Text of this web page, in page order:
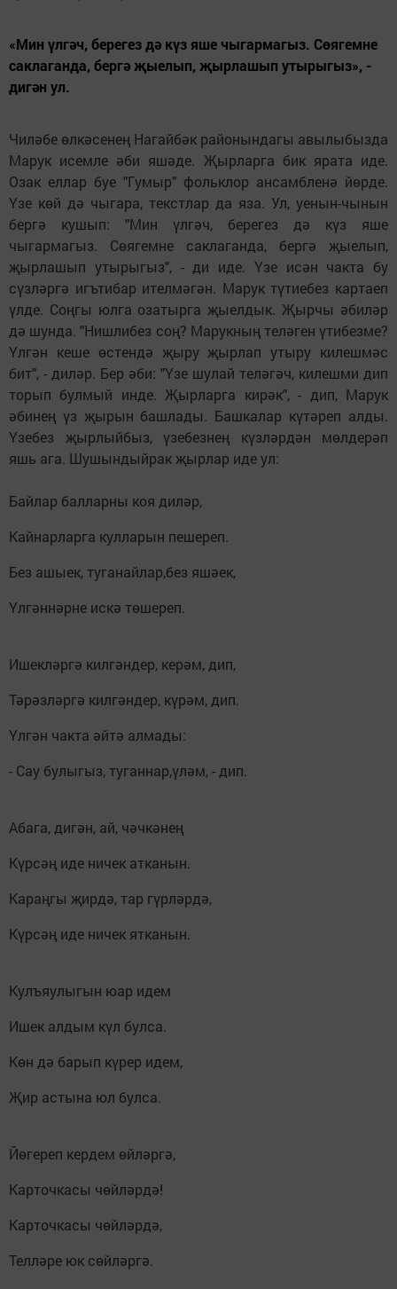
«Мин үлгәч, берегез дә күз яше чыгармагыз. Сөягемне
саклаганда, бергә җыелып, җырлашып утырыгыз», -
дигән ул.
Чиләбе өлкәсенең Нагайбәк районындагы авылыбызда
Марук исемле әби яшәде. Җырларга бик ярата иде.
Озак еллар буе "Гумыр" фольклор ансамбленә йөрде.
Үзе көй дә чыгара, текстлар да яза. Ул, уенын-чынын
бергә кушып: "Мин үлгәч, берегез дә күз яше
чыгармагыз. Сөягемне саклаганда, бергә җыелып,
җырлашып утырыгыз", - ди иде. Үзе исән чакта бу
сүзләргә игътибар ителмәгән. Марук түтиебез картаеп
үлде. Соңгы юлга озатырга җыелдык. Җырчы әбиләр
дә шунда. "Нишлибез соң? Марукның теләген үтибезме?
Үлгән кеше өстендә җыру җырлап утыру килешмәс
бит", - диләр. Бер әби: "Үзе шулай теләгәч, килешми дип
торып булмый инде. Җырларга кирәк", - дип, Марук
әбинең үз җырын башлады. Башкалар күтәреп алды.
Үзебез җырлыйбыз, үзебезнең күзләрдән мөлдерәп
яшь ага. Шушындыйрак җырлар иде ул:
Байлар балларны коя диләр,
Кайнарларга кулларын пешереп.
Без ашыек, туганайлар,без яшәек,
Үлгәннәрне искә төшереп.
Ишекләргә килгәндер, керәм, дип,
Тәрәзләргә килгәндер, күрәм, дип.
Үлгән чакта әйтә алмады:
- Сау булыгыз, туганнар,үләм, - дип.
Абага, дигән, ай, чәчкәнең
Күрсәң иде ничек атканын.
Караңгы җирдә, тар гүрләрдә,
Күрсәң иде ничек ятканын.
Кулъяулыгын юар идем
Ишек алдым күл булса.
Көн дә барып күрер идем,
Җир астына юл булса.
Йөгереп кердем өйләргә,
Карточкасы чөйләрдә!
Карточкасы чөйләрдә,
Телләре юк сөйләргә.